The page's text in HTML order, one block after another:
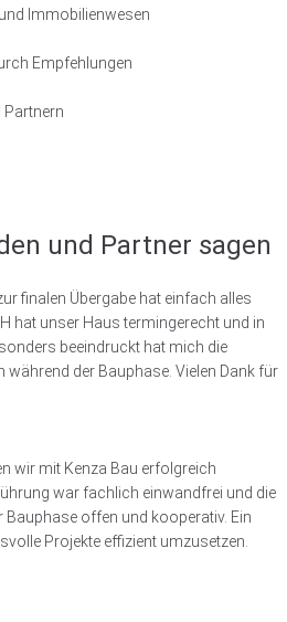
Immobilienwesen
Empfehlungen
Partnern
und Partner sagen
finalen Übergabe hat einfach alles
hat unser Haus termingerecht und in
beeindruckt hat mich die
der Bauphase. Vielen Dank für
wir mit Kenza Bau erfolgreich
war fachlich einwandfrei und die
offen und kooperativ. Ein
Projekte effizient umzusetzen.